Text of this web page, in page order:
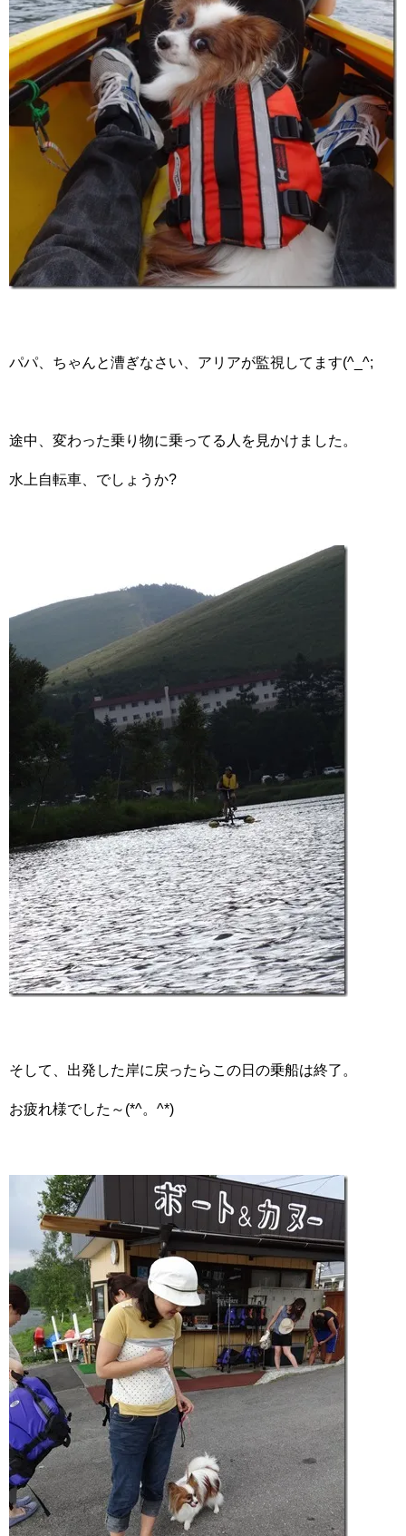
パパ、ちゃんと漕ぎなさい、アリアが監視してます(^_^;
途中、変わった乗り物に乗ってる人を見かけました。
水上自転車、でしょうか?
そして、出発した岸に戻ったらこの日の乗船は終了。
お疲れ様でした～(*^。^*)